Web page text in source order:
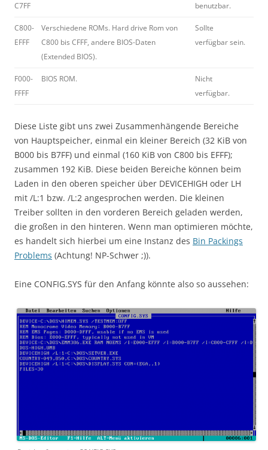
C7FF
benutzbar.
C800-
EFFF
Verschiedene ROMs. Hard drive Rom von
C800 bis CFFF, andere BIOS-Daten
(Extended BIOS).
Sollte
verfügbar sein.
F000-
FFFF
BIOS ROM.
Nicht
verfügbar.
Diese Liste gibt uns zwei Zusammenhängende Bereiche
von Hauptspeicher, einmal ein kleiner Bereich (32 KiB von
B000 bis B7FF) und einmal (160 KiB von C800 bis EFFF);
zusammen 192 KiB. Diese beiden Bereiche können beim
Laden in den oberen speicher über DEVICEHIGH oder LH
mit /L:1 bzw. /L:2 angesprochen werden. Die kleinen
Treiber sollten in den vorderen Bereich geladen werden,
die großen in den hinteren. Wenn man optimieren möchte,
es handelt sich hierbei um eine Instanz des Bin Packings
Problems (Achtung! NP-Schwer ;)).
Eine CONFIG.SYS für den Anfang könnte also so aussehen: